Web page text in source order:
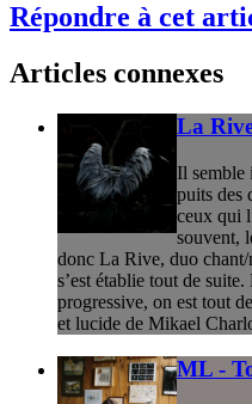
Répondre à cet
Articles connexes
La
Il semble
puits des
ceux qui
souvent,
donc La Rive, duo
s’est établie tout de
progressive, on est tout
et lucide de Mikael
ML -